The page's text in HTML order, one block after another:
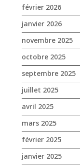
février 2026
janvier 2026
novembre 2025
octobre 2025
septembre 2025
juillet 2025
avril 2025
mars 2025
février 2025
janvier 2025